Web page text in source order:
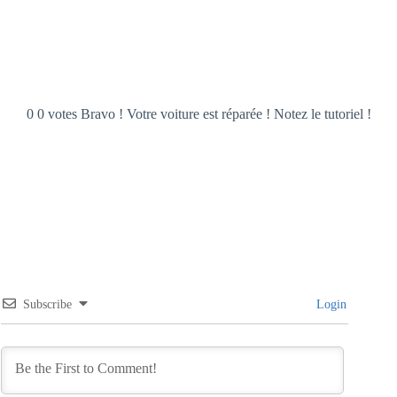
0 0 votes Bravo ! Votre voiture est réparée ! Notez le tutoriel !
Subscribe Login